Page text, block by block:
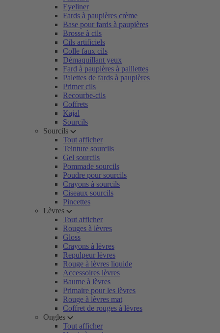
Eyeliner
Fards à paupières crème
Base pour fards à paupières
Brosse à cils
Cils artificiels
Colle faux cils
Démaquillant yeux
Fard à paupières à paillettes
Palettes de fards à paupières
Primer cils
Recourbe-cils
Coffrets
Kajal
Sourcils
Sourcils
Tout afficher
Teinture sourcils
Gel sourcils
Pommade sourcils
Poudre pour sourcils
Crayons à sourcils
Ciseaux sourcils
Pincettes
Lèvres
Tout afficher
Rouges à lèvres
Gloss
Crayons à lèvres
Repulpeur lèvres
Rouge à lèvres liquide
Accessoires lèvres
Baume à lèvres
Primaire pour les lèvres
Rouge à lèvres mat
Coffret de rouges à lèvres
Ongles
Tout afficher